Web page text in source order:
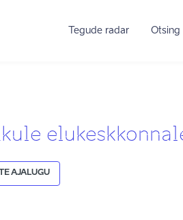
Tegude radar Otsing
AJALUGU